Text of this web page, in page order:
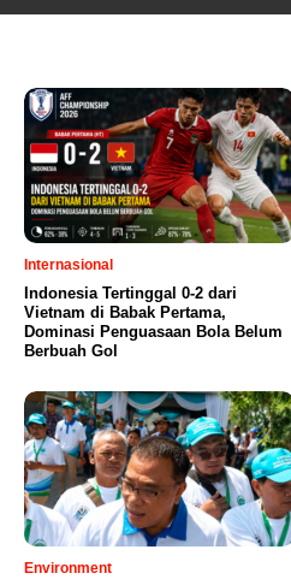
Internasional
Indonesia Tertinggal 0-2 dari
Vietnam di Babak Pertama,
Dominasi Penguasaan Bola Belum
Berbuah Gol
Environment